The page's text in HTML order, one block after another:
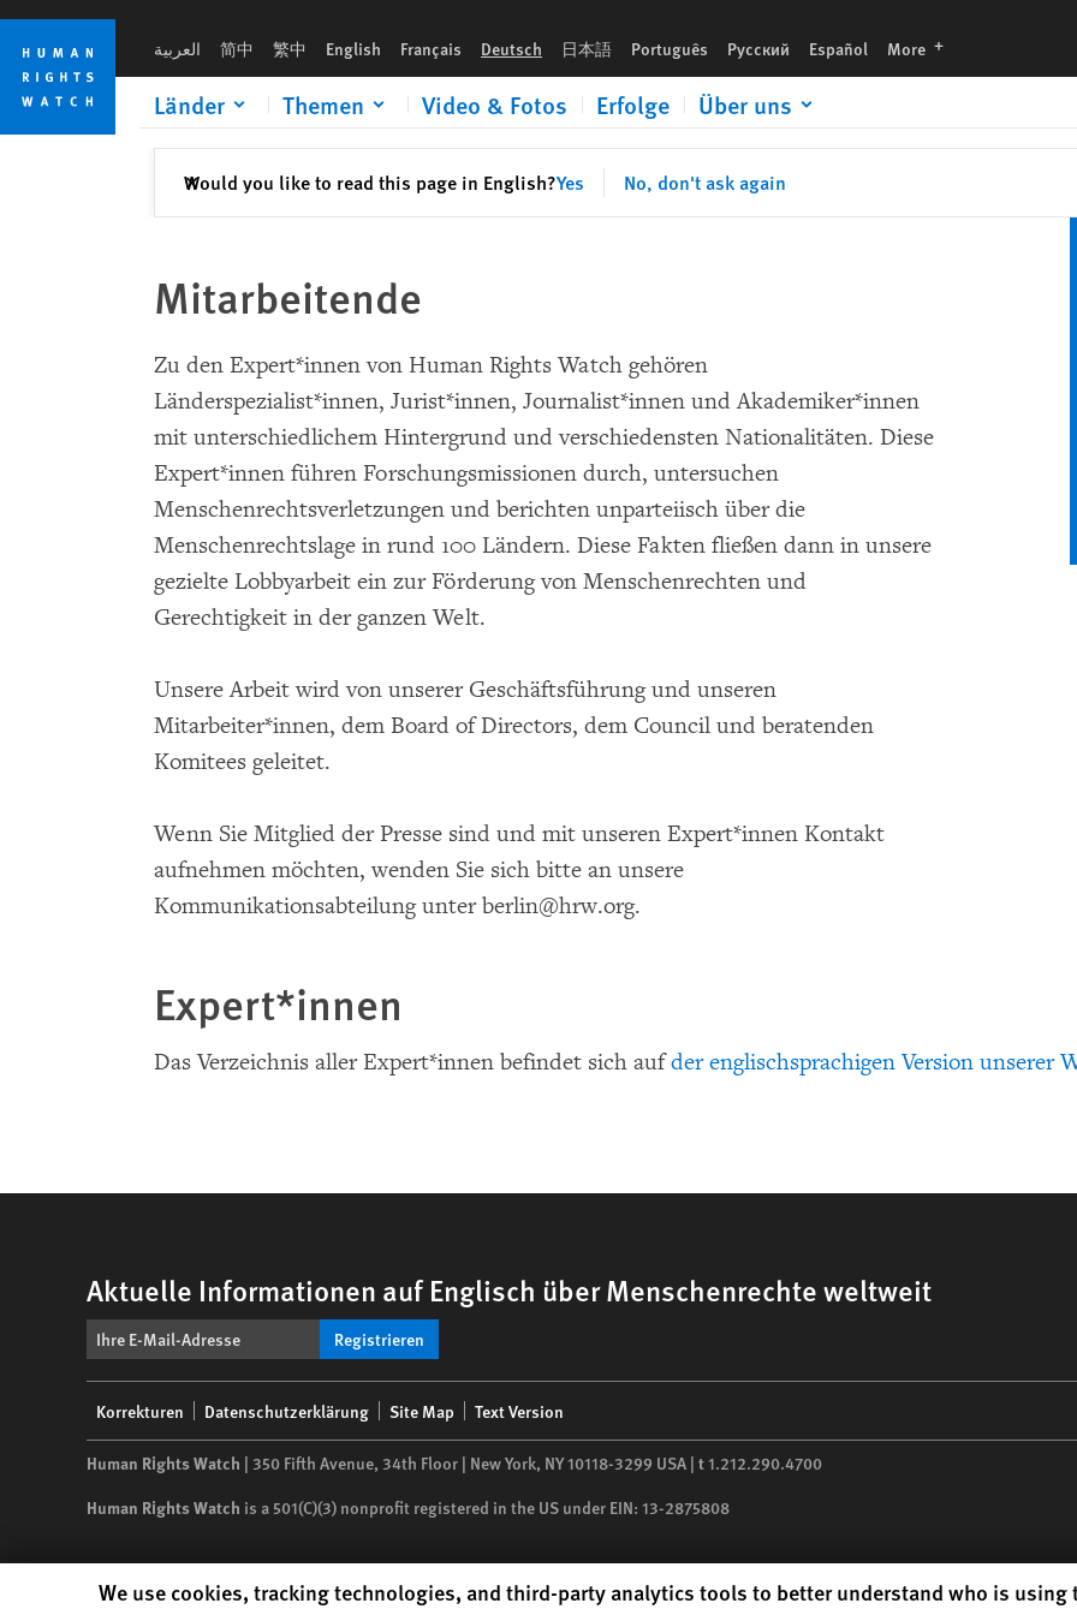
Skip
cookie
privacy
notice
Skip
main
content
العربية 简中 繁中 English Français Deutsch 日本語 Português Русский Español More languages
Länder Themen Video & Fotos Erfolge Über uns
Would you like to read this page in English?Yes No, don't ask again
✕Schließen
Mitarbeitende
Mitarbeitende
Zu den Expert*innen von Human Rights Watch gehören
Länderspezialist*innen, Jurist*innen, Journalist*innen und Akademiker*innen
mit unterschiedlichem Hintergrund und verschiedensten Nationalitäten. Diese
Expert*innen führen Forschungsmissionen durch, untersuchen
Menschenrechtsverletzungen und berichten unparteiisch über die
Menschenrechtslage in rund 100 Ländern. Diese Fakten fließen dann in unsere
gezielte Lobbyarbeit ein zur Förderung von Menschenrechten und
Gerechtigkeit in der ganzen Welt.
Unsere Arbeit wird von unserer Geschäftsführung und unseren
Mitarbeiter*innen, dem Board of Directors, dem Council und beratenden
Komitees geleitet.
Wenn Sie Mitglied der Presse sind und mit unseren Expert*innen Kontakt
aufnehmen möchten, wenden Sie sich bitte an unsere
Kommunikationsabteilung unter berlin@hrw.org.
Expert*innen
Das Verzeichnis aller Expert*innen befindet sich aufder englischsprachigen Version unserer
Aktuelle Informationen auf Englisch über Menschenrechte weltweit
Registrieren
menu
Korrekturen Datenschutzerklärung Site Map Text Version
Human Rights Watch | 350 Fifth Avenue, 34th Floor | New York, NY10118-3299 USA | t1.212.290.4700
Human Rights Watch is a 501(C)(3) nonprofit registered in the US under EIN: 13-2875808
Human Rights Watch cookie preferences
We use cookies, tracking technologies, and third-party analytics tools to better understand who is using